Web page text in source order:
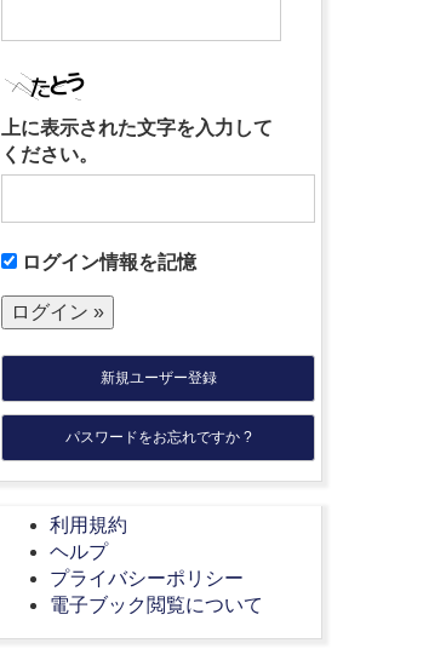
上に表示された文字を入力して
ください。
ログイン情報を記憶
新規ユーザー登録
パスワードをお忘れですか ?
利用規約
ヘルプ
プライバシーポリシー
電子ブック閲覧について